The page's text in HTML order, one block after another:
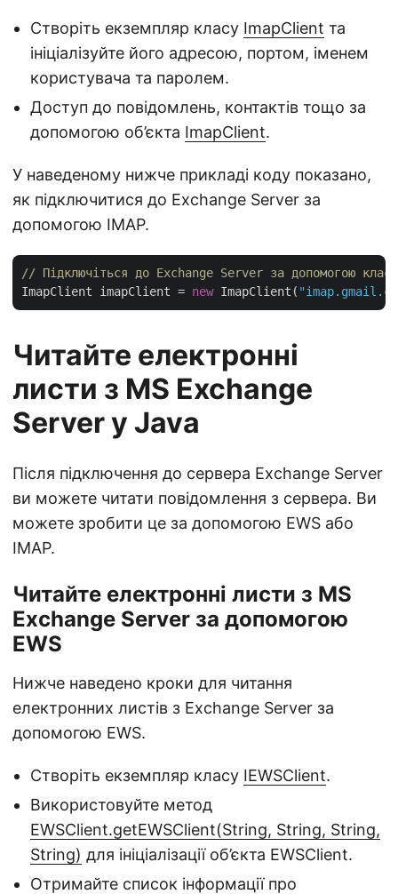
Створіть екземпляр класу ImapClient та
ініціалізуйте його адресою, портом, іменем
користувача та паролем.
Доступ до повідомлень, контактів тощо за
допомогою об’єкта ImapClient.
У наведеному нижче прикладі коду показано,
як підключитися до Exchange Server за
допомогою IMAP.
// Підключіться до Exchange Server за допомогою
ImapClient imapClient = new ImapClient(
Читайте електронні
листи з MS Exchange
Server у Java
Після підключення до сервера Exchange Server
ви можете читати повідомлення з сервера. Ви
можете зробити це за допомогою EWS або
IMAP.
Читайте електронні листи з MS
Exchange Server за допомогою
EWS
Нижче наведено кроки для читання
електронних листів з Exchange Server за
допомогою EWS.
Створіть екземпляр класу IEWSClient.
Використовуйте метод
EWSClient.getEWSClient(String, String, String,
String) для ініціалізації об’єкта EWSClient.
Отримайте список інформації про